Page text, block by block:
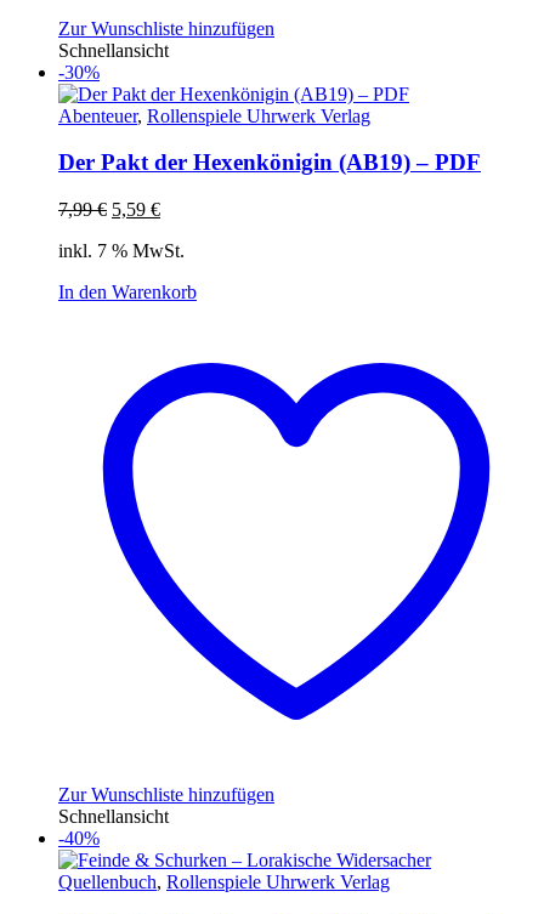
Zur Wunschliste hinzufügen
Schnellansicht
-30%
Abenteuer, Rollenspiele Uhrwerk Verlag
Der Pakt der Hexenkönigin (AB19) – PDF
7,99€ Ursprünglicher
war:
5,59 €Aktueller
ist:
inkl. 7 % MwSt.
In den Warenkorb
Zur Wunschliste hinzufügen
Schnellansicht
-40%
Quellenbuch, Rollenspiele Uhrwerk Verlag